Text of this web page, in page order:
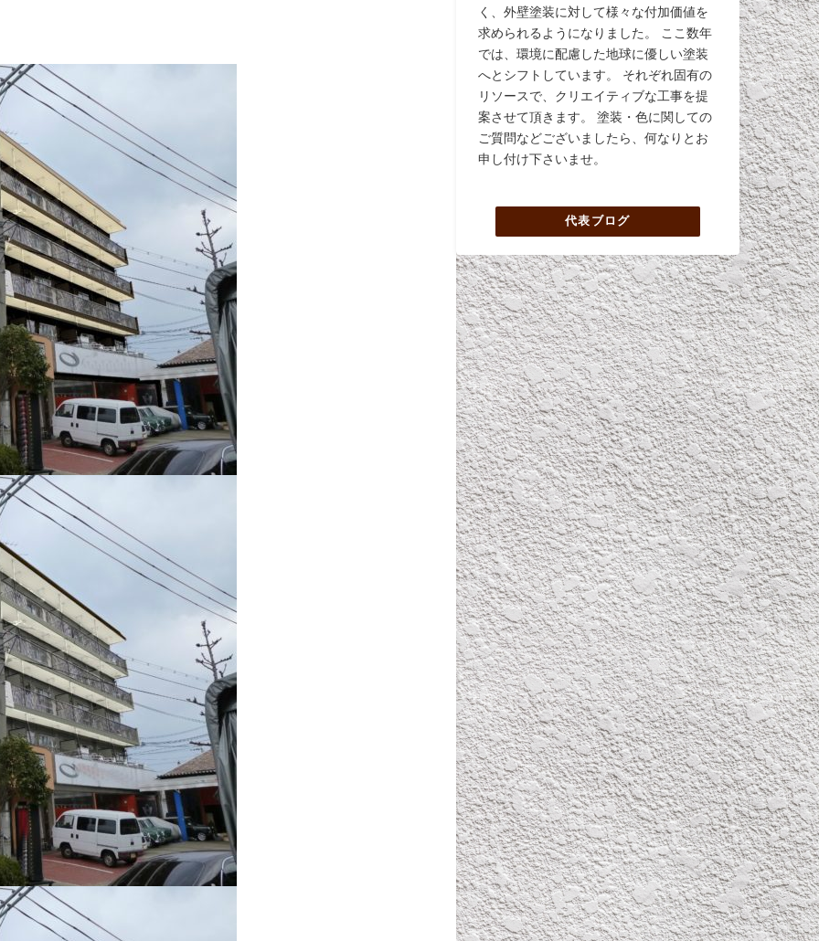
く、外壁塗装に対して様々な付加価値を
求められるようになりました。 ここ数年
では、環境に配慮した地球に優しい塗装
へとシフトしています。 それぞれ固有の
リソースで、クリエイティブな工事を提
案させて頂きます。 塗装・色に関しての
ご質問などございましたら、何なりとお
申し付け下さいませ。
代表ブログ